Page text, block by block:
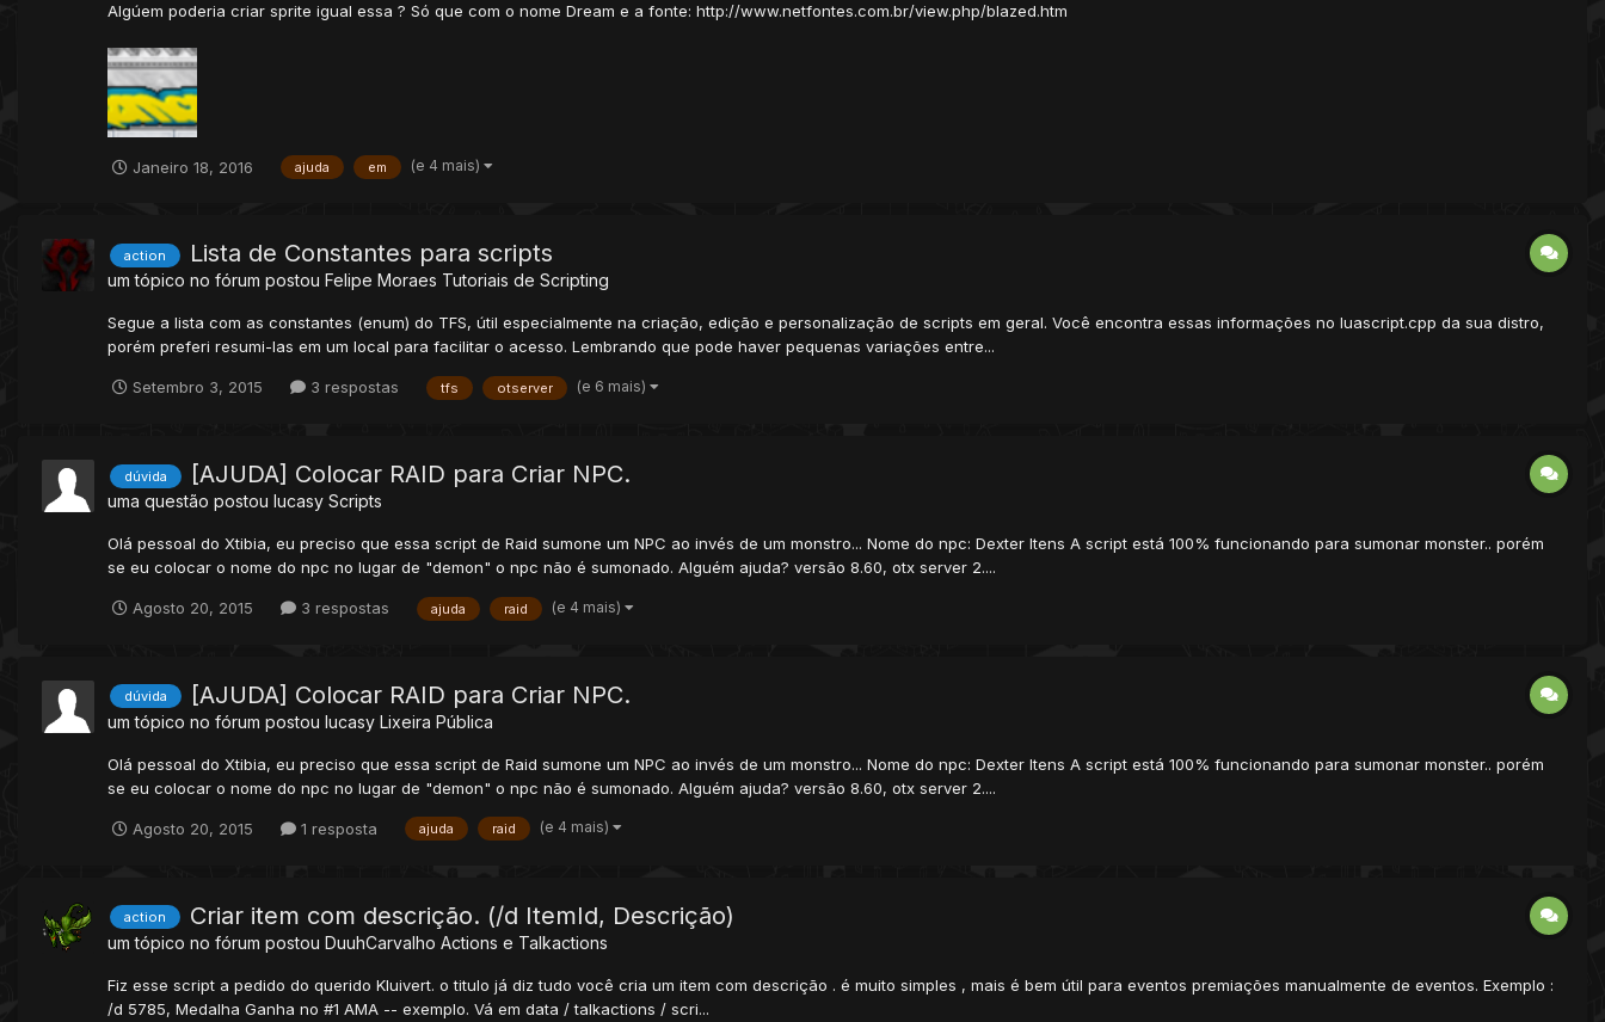
Algúem poderia criar sprite igual essa ? Só que com o nome Dream e a fonte: http://www.netfontes.com.br/view.php/blazed.htm
Janeiro 18, 2016 ajuda em (e 4 mais)
action Lista de Constantes para scripts
um tópico no fórum postou Felipe Moraes Tutoriais de Scripting
Segue a lista com as constantes (enum) do TFS, útil especialmente na criação, edição e personalização de scripts em geral. Você encontra essas informações no luascript.cpp da sua distro,
porém preferi resumi-las em um local para facilitar o acesso. Lembrando que pode haver pequenas variações entre...
Setembro 3, 2015 3 respostas tfs otserver (e 6 mais)
dúvida [AJUDA] Colocar RAID para Criar NPC.
uma questão postou lucasy Scripts
Olá pessoal do Xtibia, eu preciso que essa script de Raid sumone um NPC ao invés de um monstro... Nome do npc: Dexter Itens A script está 100% funcionando para sumonar monster.. porém
se eu colocar o nome do npc no lugar de "demon" o npc não é sumonado. Alguém ajuda? versão 8.60, otx server 2....
Agosto 20, 2015 3 respostas ajuda raid (e 4 mais)
dúvida [AJUDA] Colocar RAID para Criar NPC.
um tópico no fórum postou lucasy Lixeira Pública
Olá pessoal do Xtibia, eu preciso que essa script de Raid sumone um NPC ao invés de um monstro... Nome do npc: Dexter Itens A script está 100% funcionando para sumonar monster.. porém
se eu colocar o nome do npc no lugar de "demon" o npc não é sumonado. Alguém ajuda? versão 8.60, otx server 2....
Agosto 20, 2015 1 resposta ajuda raid (e 4 mais)
action Criar item com descrição. (/d ItemId, Descrição)
um tópico no fórum postou DuuhCarvalho Actions e Talkactions
Fiz esse script a pedido do querido Kluivert. o titulo já diz tudo você cria um item com descrição . é muito simples , mais é bem útil para eventos premiações manualmente de eventos. Exemplo :
/d 5785, Medalha Ganha no #1 AMA -- exemplo. Vá em data / talkactions / scri...